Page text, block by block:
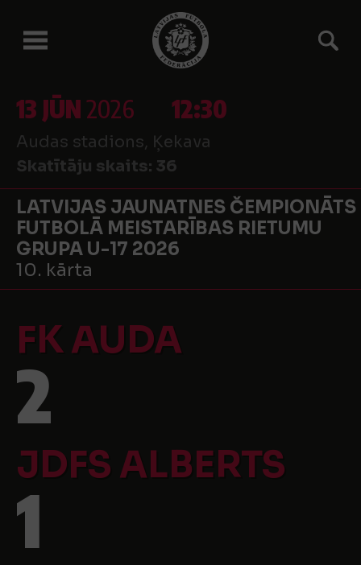
13 JŪN2026 12:30
Audas stadions, Ķekava
Skatītāju skaits: 36
LATVIJAS JAUNATNES ČEMPIONĀTS
FUTBOLĀ MEISTARĪBAS RIETUMU
GRUPA U-17 2026
10. kārta
FK AUDA
2
JDFS ALBERTS
1